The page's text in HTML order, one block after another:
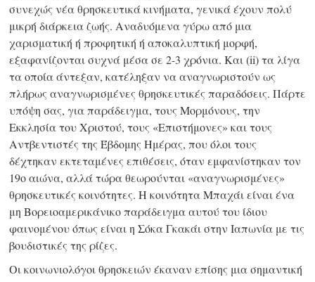
συνεχώς νέα θρησκευτικά κινήματα, γενικά έχουν πολύ
μικρή διάρκεια ζωής. Αναδυόμενα γύρω από μια
χαρισματική ή προφητική ή αποκαλυπτική μορφή,
εξαφανίζονται συχνά μέσα σε 2-3 χρόνια. Και (ii) τα λίγα
τα οποία άντεξαν, κατέληξαν να αναγνωριστούν ως
πλήρως αναγνωρισμένες θρησκευτικές παραδόσεις. Πάρτε
υπόψη σας, για παράδειγμα, τους Μορμόνους, την
Εκκλησία του Χριστού, τους «Επιστήμονες» και τους
Αντβεντιστές της Έβδομης Ημέρας, που όλοι τους
δέχτηκαν εκτεταμένες επιθέσεις, όταν εμφανίστηκαν τον
19ο αιώνα, αλλά τώρα θεωρούνται «αναγνωρισμένες»
θρησκευτικές κοινότητες. Η κοινότητα Μπαχάι είναι ένα
μη Βορειοαμερικάνικο παράδειγμα αυτού του ίδιου
φαινομένου όπως είναι η Σόκα Γκακάι στην Ιαπωνία με τις
βουδιστικές της ρίζες.
Οι κοινωνιολόγοι θρησκειών έκαναν επίσης μια σημαντική